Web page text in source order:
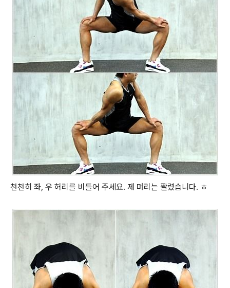
천천히 좌, 우 허리를 비틀어 주세요. 제 머리는 짤렸습니다. ㅎ